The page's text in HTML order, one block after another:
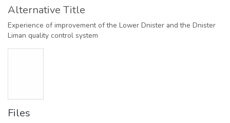
Alternative Title
Experience of improvement of the Lower Dnister and the Dnister
Liman quality control system
Files